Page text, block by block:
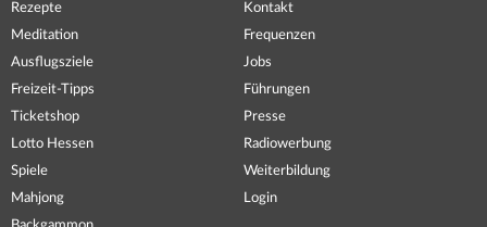
Rezepte
Meditation
Ausflugsziele
Freizeit-Tipps
Ticketshop
Lotto Hessen
Spiele
Mahjong
Kontakt
Frequenzen
Jobs
Führungen
Presse
Radiowerbung
Weiterbildung
Login